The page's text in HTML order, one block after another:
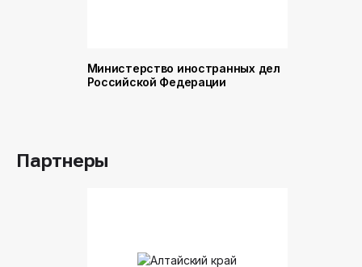
Министерство иностранных дел
Российской Федерации
Партнеры